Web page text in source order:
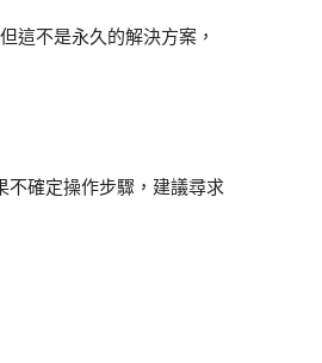
這不是永久的解決方案，
不確定操作步驟，建議尋求